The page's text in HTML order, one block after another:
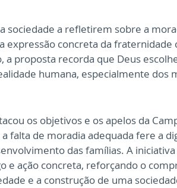
sociedade a refletirem sobre a
concreta da fraternidade
a proposta recorda que Deus
humana, especialmente dos
os objetivos e os apelos da
falta de moradia adequada fere a
das famílias. A
e ação concreta, reforçando o
e a construção de uma